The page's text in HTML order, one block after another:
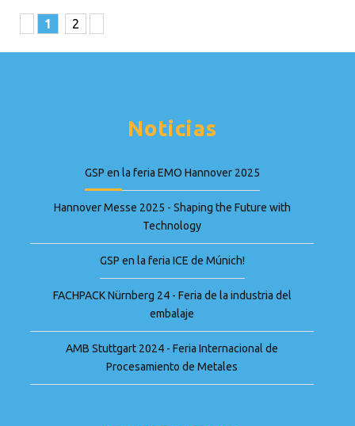
1 2
Noticias
GSP en la feria EMO Hannover 2025
Hannover Messe 2025 - Shaping the Future with
Technology
GSP en la feria ICE de Múnich!
FACHPACK Nürnberg 24 - Feria de la industria del
embalaje
AMB Stuttgart 2024 - Feria Internacional de
Procesamiento de Metales